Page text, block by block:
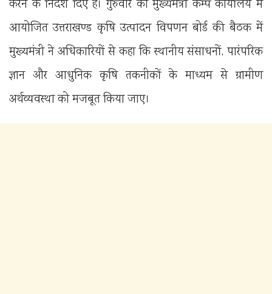
करने के निर्देश दिए हैं। गुरुवार को मुख्यमंत्री कैम्प कार्यालय में
आयोजितउत्तराखण्ड कृषि उत्पादन विपणन बोर्डकी बैठक में
मुख्यमंत्री ने अधिकारियों से कहा कि स्थानीय संसाधनों, पारंपरिक
ज्ञान और आधुनिक कृषि तकनीकों के माध्यम से ग्रामीण
अर्थव्यवस्था को मजबूत किया जाए।